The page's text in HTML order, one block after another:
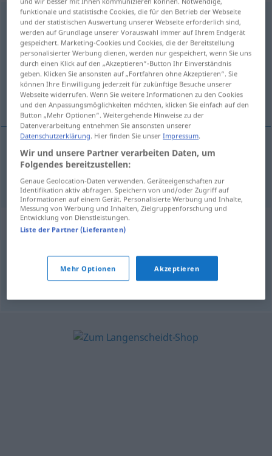
Bestimmungsortm <Bestimmungsort(e)s;
Bestimmungsorte>
Übersicht aller Übersetzungen
(Für mehr Details die Übersetzung anklicken/antippen)
lugar de destino
lugarmdedestino Bestimmungsort
Synonyme für "Bestimmungsort"
Ziel
funktionale und statistische Cookies, die für den Betrieb der Webseite
und der statistischen Auswertung unserer Webseite erforderlich sind,
werden auf Grundlage unserer Vorauswahl immer auf Ihrem Endgerät
gespeichert. Marketing-Cookies und Cookies, die der Bereitstellung
personalisierter Werbung dienen, werden nur gespeichert, wenn Sie uns
durch einen Klick auf den „Akzeptieren“-Button Ihr Einverständnis
geben. Klicken Sie ansonsten auf „Fortfahren ohne Akzeptieren“. Sie
können Ihre Einwilligung jederzeit für zukünftige Besuche unserer
Webseite widerrufen. Wenn Sie weitere Informationen zu den Cookies
und den Anpassungsmöglichkeiten möchten, klicken Sie einfach auf den
Button „Mehr Optionen“. Weitergehende Hinweise zu der
Datenverarbeitung entnehmen Sie ansonsten unserer
Datenschutzerklärung. Hier finden Sie unserImpressum.
Wir und unsere Partner verarbeiten Daten, um
Folgendes bereitzustellen:
Genaue Geolocation-Daten verwenden. Geräteeigenschaften zur
Identifikation aktiv abfragen. Speichern von und/oder Zugriff auf
Informationen auf einem Gerät. Personalisierte Werbung und Inhalte,
Messung von Werbung und Inhalten, Zielgruppenforschung und
Entwicklung von Dienstleistungen.
Liste der Partner (Lieferanten)
Mehr Optionen Akzeptieren